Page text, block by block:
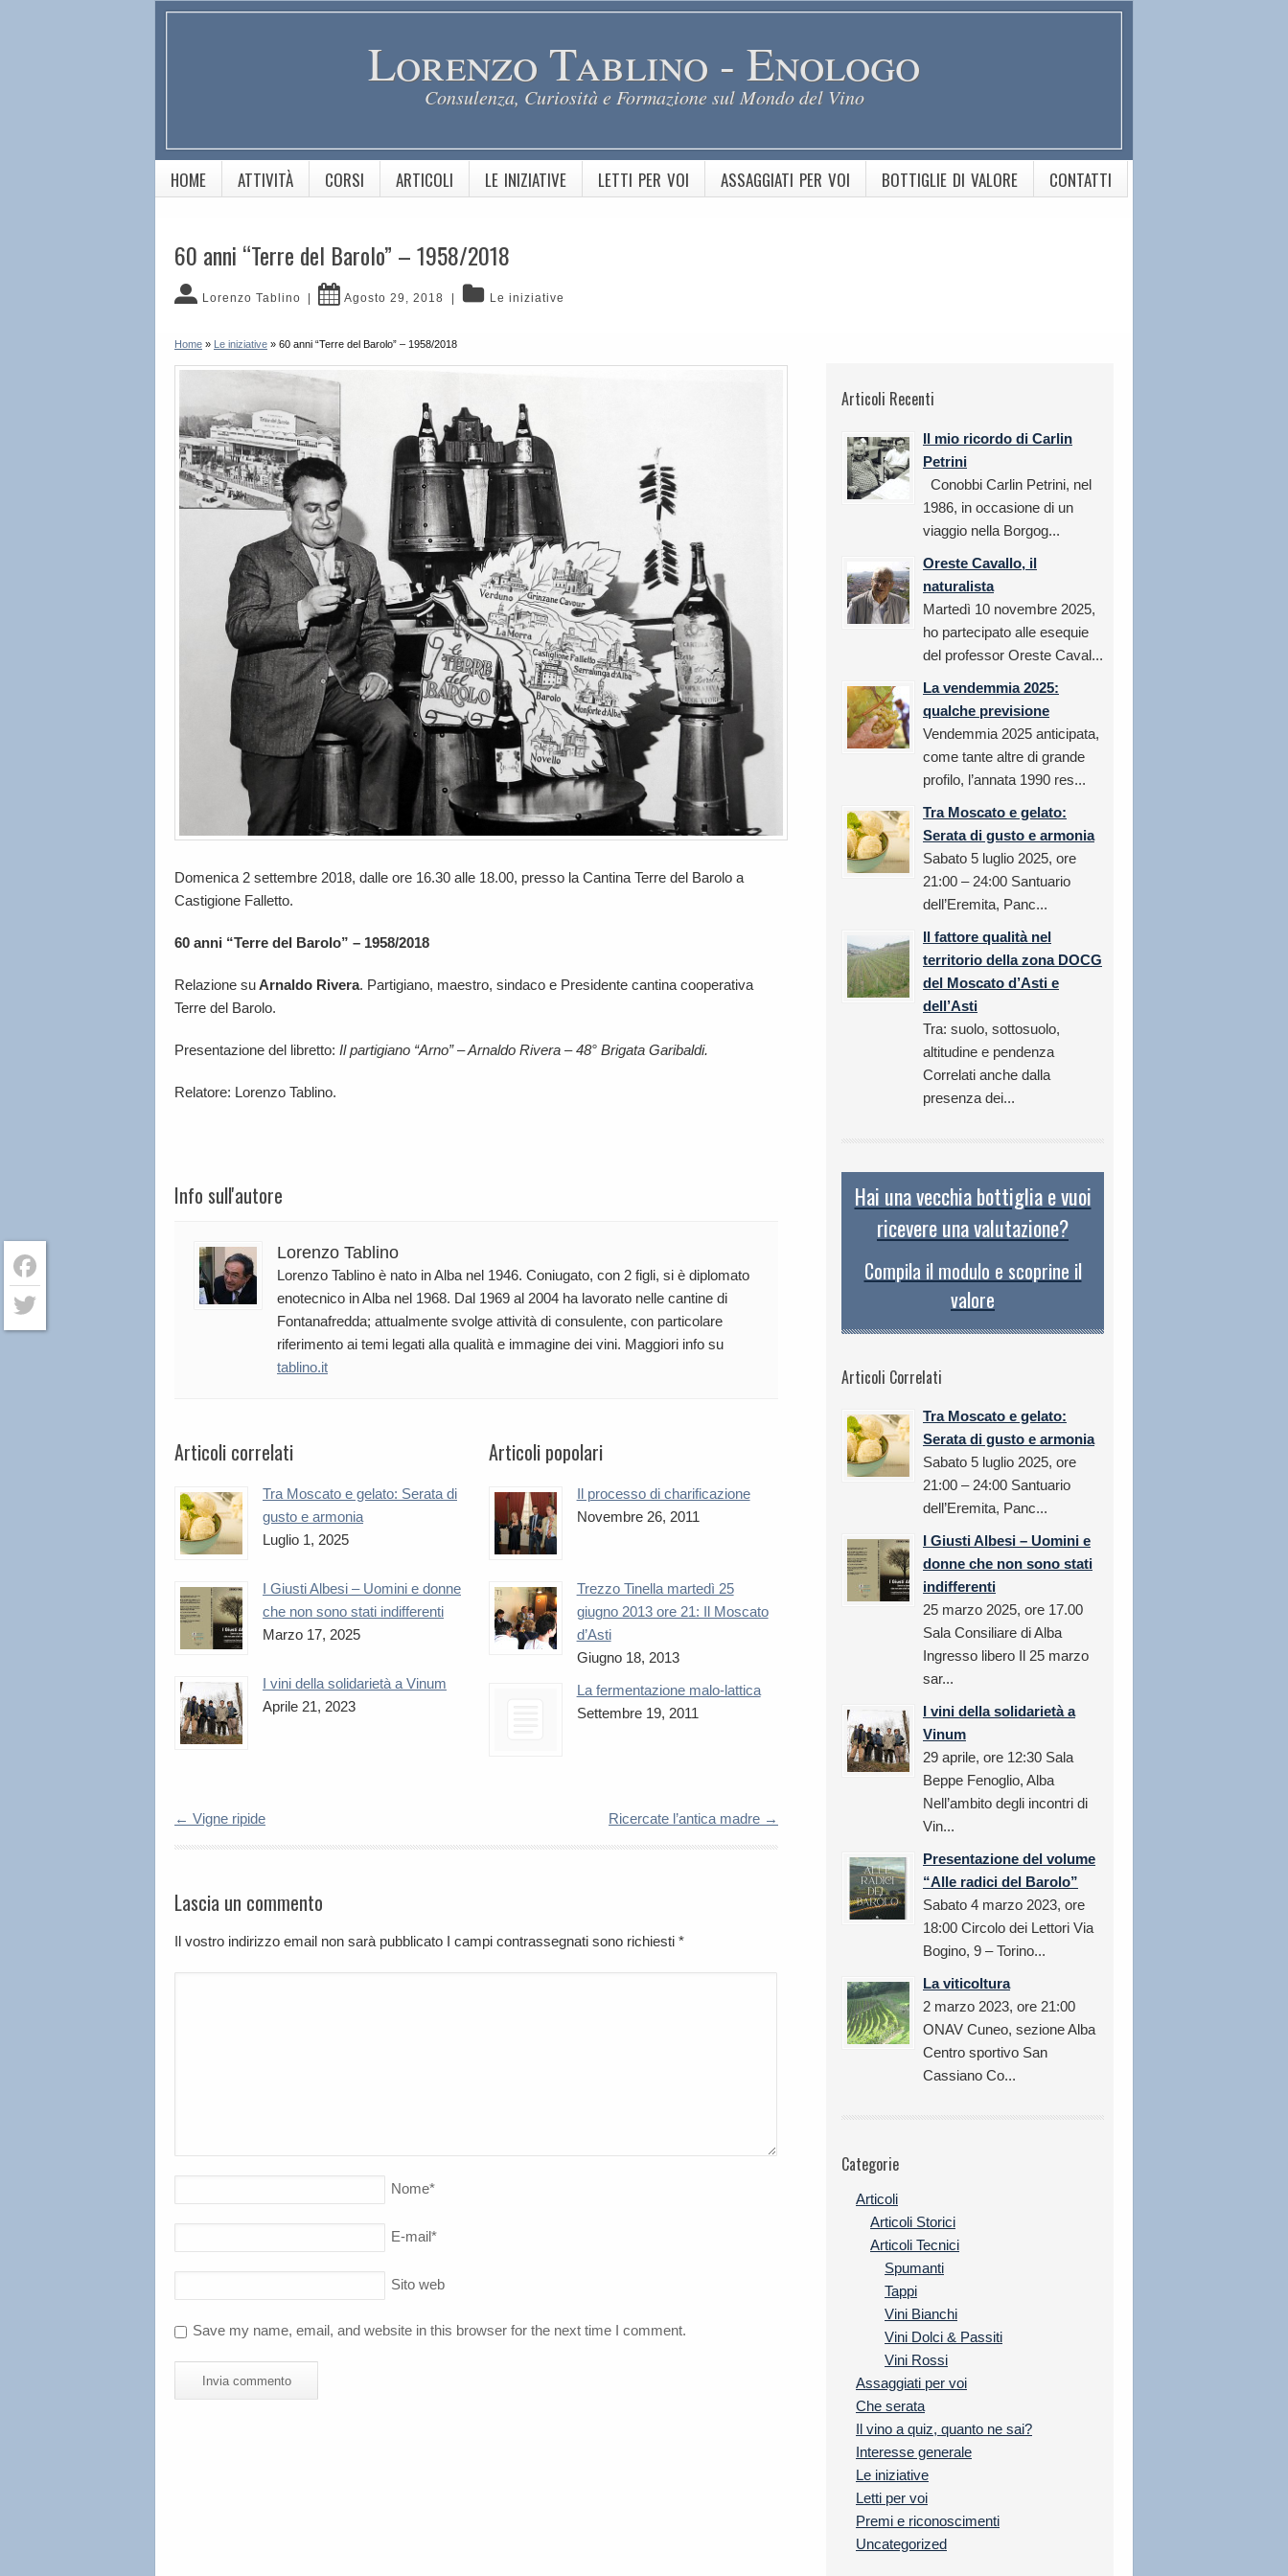
Lorenzo Tablino - Enologo
Consulenza, Curiosità e Formazione sul Mondo del Vino
HOME ATTIVITÀ CORSI ARTICOLI LE INIZIATIVE LETTI PER VOI ASSAGGIATI PER VOI BOTTIGLIE DI VALORE CONTATTI
60 anni “Terre del Barolo” – 1958/2018
Lorenzo Tablino Agosto 29, 2018 Le iniziative
Home » Le iniziative » 60 anni “Terre del Barolo” – 1958/2018
Domenica 2 settembre 2018, dalle ore 16.30 alle 18.00, presso la Cantina Terre del Barolo a
Castigione Falletto.
60 anni “Terre del Barolo” – 1958/2018
Relazione suArnaldo Rivera. Partigiano, maestro, sindaco e Presidente cantina cooperativa
Terre del Barolo.
Presentazione del libretto: Il partigiano “Arno” – Arnaldo Rivera – 48° Brigata Garibaldi.
Relatore: Lorenzo Tablino.
Info sull'autore
Lorenzo Tablino
Lorenzo Tablino è nato in Alba nel 1946. Coniugato, con 2 figli, si è diplomato
enotecnico in Alba nel 1968. Dal 1969 al 2004 ha lavorato nelle cantine di
Fontanafredda; attualmente svolge attività di consulente, con particolare
riferimento ai temi legati alla qualità e immagine dei vini. Maggiori info su
tablino.it
Articoli correlati
Tra Moscato e gelato: Serata di
gusto e armonia
Luglio 1, 2025
I Giusti Albesi – Uomini e donne
che non sono stati indifferenti
Marzo 17, 2025
I vini della solidarietà a Vinum
Aprile 21, 2023
Articoli popolari
Il processo di charificazione
Novembre 26, 2011
Trezzo Tinella martedì 25
giugno 2013 ore 21: Il Moscato
d’Asti
Giugno 18, 2013
La fermentazione malo-lattica
Settembre 19, 2011
← Vigne ripide Ricercate l’antica madre →
Lascia un commento
Il vostro indirizzo email non sarà pubblicato I campi contrassegnati sono richiesti *
Nome*
E-mail*
Sito web
Save my name, email, and website in this browser for the next time I comment.
Articoli Recenti
Il mio ricordo di Carlin
Petrini
Conobbi Carlin Petrini, nel
1986, in occasione di un
viaggio nella Borgog...
Oreste Cavallo, il
naturalista
Martedì 10 novembre 2025,
ho partecipato alle esequie
del professor Oreste Caval...
La vendemmia 2025:
qualche previsione
Vendemmia 2025 anticipata,
come tante altre di grande
profilo, l’annata 1990 res...
Tra Moscato e gelato:
Serata di gusto e armonia
Sabato 5 luglio 2025, ore
21:00 – 24:00 Santuario
dell’Eremita, Panc...
Il fattore qualità nel
territorio della zona DOCG
del Moscato d’Asti e
dell’Asti
Tra: suolo, sottosuolo,
altitudine e pendenza
Correlati anche dalla
presenza dei...
Hai una vecchia bottiglia e vuoi
ricevere una valutazione?
Compila il modulo e scoprine il
valore
Articoli Correlati
Tra Moscato e gelato:
Serata di gusto e armonia
Sabato 5 luglio 2025, ore
21:00 – 24:00 Santuario
dell’Eremita, Panc...
I Giusti Albesi – Uomini e
donne che non sono stati
indifferenti
25 marzo 2025, ore 17.00
Sala Consiliare di Alba
Ingresso libero Il 25 marzo
sar...
I vini della solidarietà a
Vinum
29 aprile, ore 12:30 Sala
Beppe Fenoglio, Alba
Nell’ambito degli incontri di
Vin...
Presentazione del volume
“Alle radici del Barolo”
Sabato 4 marzo 2023, ore
18:00 Circolo dei Lettori Via
Bogino, 9 – Torino...
La viticoltura
2 marzo 2023, ore 21:00
ONAV Cuneo, sezione Alba
Centro sportivo San
Cassiano Co...
Categorie
Articoli
Articoli Storici
Articoli Tecnici
Spumanti
Tappi
Vini Bianchi
Vini Dolci & Passiti
Vini Rossi
Assaggiati per voi
Che serata
Il vino a quiz, quanto ne sai?
Interesse generale
Le iniziative
Letti per voi
Premi e riconoscimenti
Uncategorized
Facebook
Twitter